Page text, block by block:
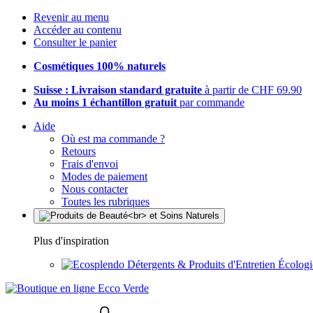
Revenir au menu
Accéder au contenu
Consulter le panier
Cosmétiques 100% naturels
Suisse : Livraison standard gratuite à partir de CHF 69.90
Au moins 1 échantillon gratuit par commande
Aide
Où est ma commande ?
Retours
Frais d'envoi
Modes de paiement
Nous contacter
Toutes les rubriques
Plus d'inspiration
Détergents & Produits d'Entretien